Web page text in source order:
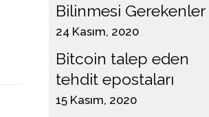
Bilinmesi Gerekenler
24 Kasım, 2020
Bitcoin talep eden
tehdit epostaları
15 Kasım, 2020